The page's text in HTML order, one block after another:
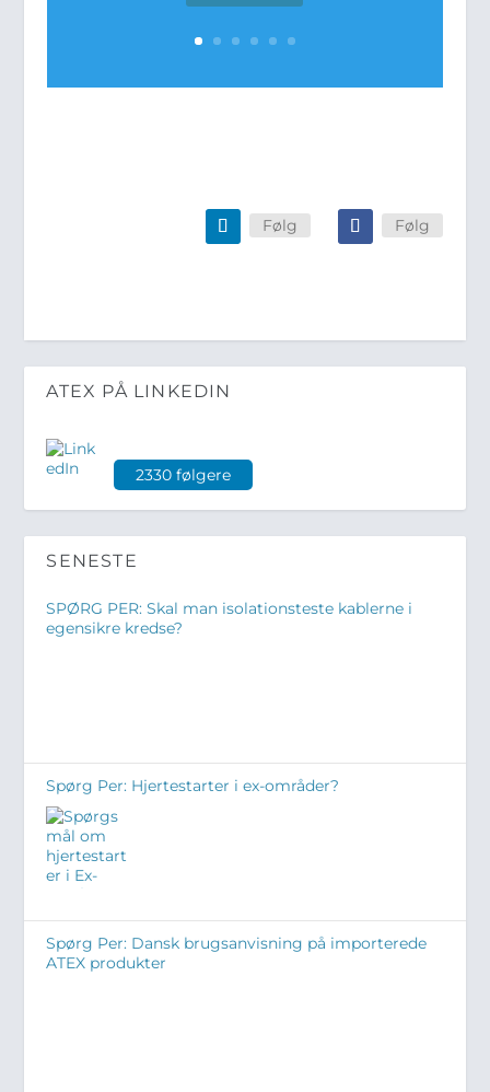
Følg Følg
ATEX PÅ LINKEDIN
2330 følgere
SENESTE
SPØRG PER: Skal man isolationsteste kablerne i
egensikre kredse?
Spørg Per: Hjertestarter i ex-områder?
Spørg Per: Dansk brugsanvisning på importerede
ATEX produkter